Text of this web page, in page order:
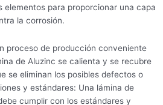
elementos para proporcionar una capa
la corrosión.
proceso de producción conveniente
de Aluzinc se calienta y se recubre
se eliminan los posibles defectos o
y estándares: Una lámina de
cumplir con los estándares y